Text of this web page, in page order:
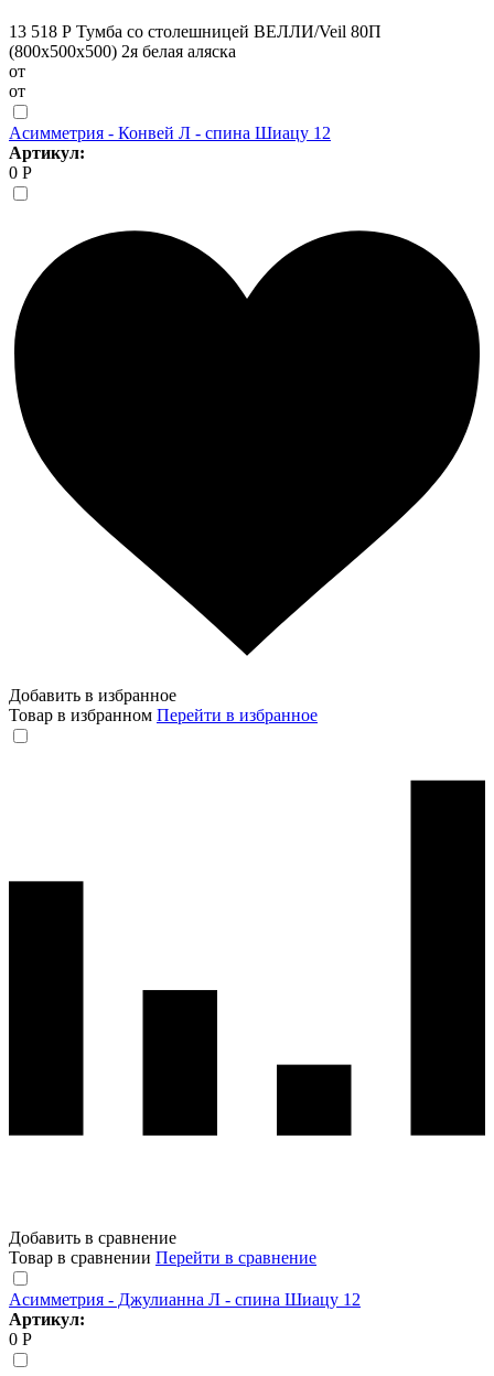
13 518 Р Тумба со столешницей ВЕЛЛИ/Veil 80П
(800х500х500) 2я белая аляска
от
от
Асимметрия - Конвей Л - спина Шиацу 12
Артикул:
0 Р
Добавить в избранное
Товар в избранном Перейти в избранное
Добавить в сравнение
Товар в сравнении Перейти в сравнение
Асимметрия - Джулианна Л - спина Шиацу 12
Артикул:
0 Р